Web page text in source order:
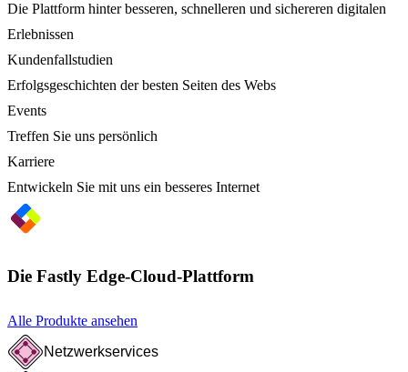
Die Plattform hinter besseren, schnelleren und sichereren digitalen
Erlebnissen
Kundenfallstudien
Erfolgsgeschichten der besten Seiten des Webs
Events
Treffen Sie uns persönlich
Karriere
Entwickeln Sie mit uns ein besseres Internet
Die Fastly Edge-Cloud-Plattform
Alle Produkte ansehen
Netzwerkservices